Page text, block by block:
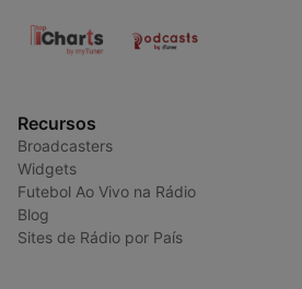
Recursos
Broadcasters
Widgets
Futebol Ao Vivo na Rádio
Blog
Sites de Rádio por País